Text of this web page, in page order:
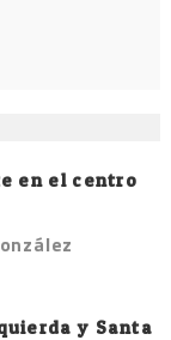
en el centro
y Santa